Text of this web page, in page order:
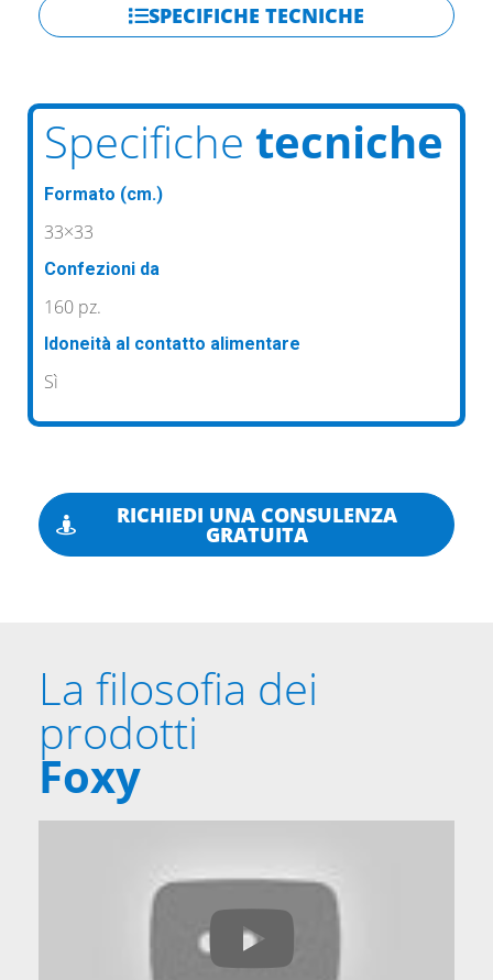
SPECIFICHE TECNICHE
Specifiche tecniche
Formato (cm.)
33×33
Confezioni da
160 pz.
Idoneità al contatto alimentare
Sì
RICHIEDI UNA CONSULENZA
GRATUITA
La filosofia dei
prodotti
Foxy